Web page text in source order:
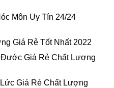
Môn Uy Tín 24/24
Giá Rẻ Tốt Nhất 2022
Giá Rẻ Chất Lượng
Giá Rẻ Chất Lượng